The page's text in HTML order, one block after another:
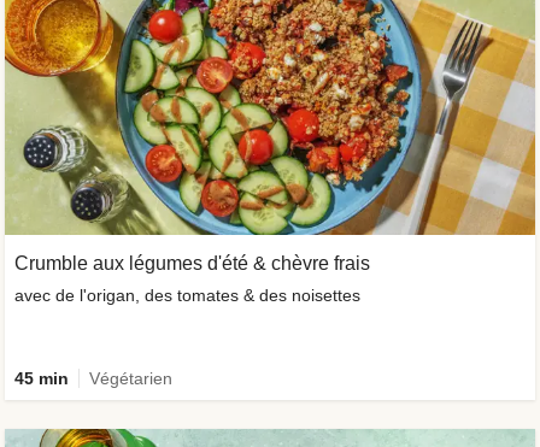
Crumble aux légumes d'été & chèvre frais
avec de l'origan, des tomates & des noisettes
45 min Végétarien